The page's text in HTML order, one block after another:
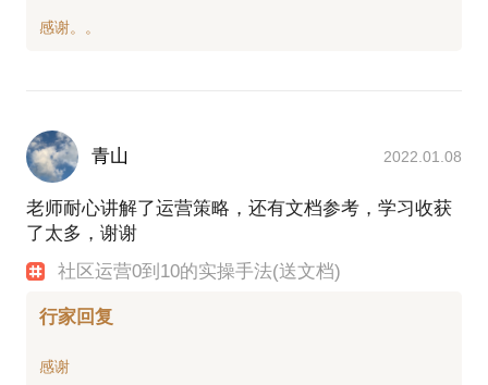
青山 2022.01.08
老师耐心讲解了运营策略，还有文档参考，学习收获
了太多，谢谢
社区运营0到10的实操手法(送文档)
行家回复